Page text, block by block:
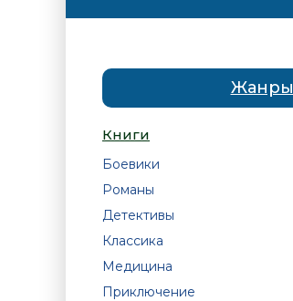
Жанры
Книги
Боевики
Романы
Детективы
Классика
Медицина
Приключение